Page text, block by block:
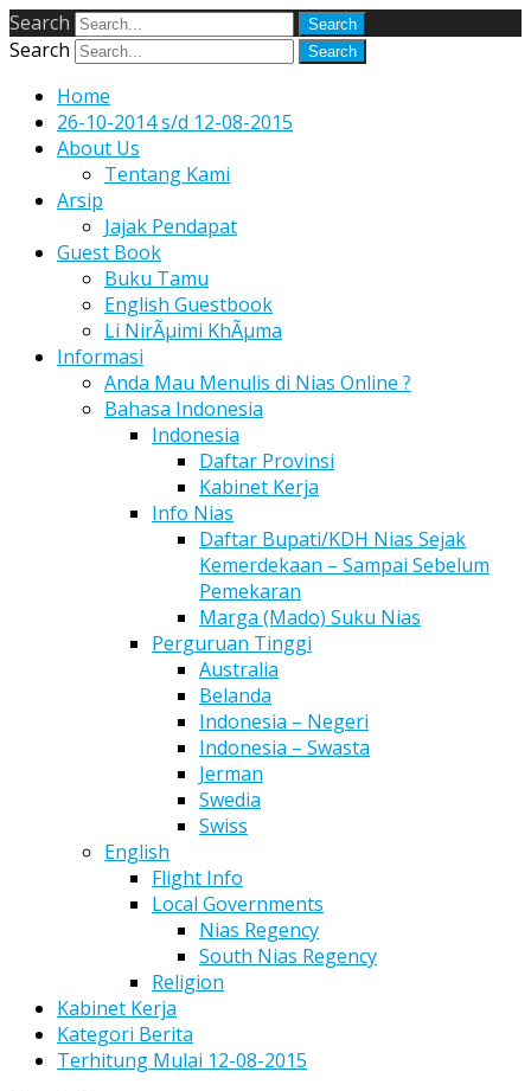
Search
Search
Home
26-10-2014 s/d 12-08-2015
About Us
Tentang Kami
Arsip
Jajak Pendapat
Guest Book
Buku Tamu
English Guestbook
Li NirÃµimi KhÃµma
Informasi
Anda Mau Menulis di Nias Online ?
Bahasa Indonesia
Indonesia
Daftar Provinsi
Kabinet Kerja
Info Nias
Daftar Bupati/KDH Nias Sejak
Kemerdekaan – Sampai Sebelum
Pemekaran
Marga (Mado) Suku Nias
Perguruan Tinggi
Australia
Belanda
Indonesia – Negeri
Indonesia – Swasta
Jerman
Swedia
Swiss
English
Flight Info
Local Governments
Nias Regency
South Nias Regency
Religion
Kabinet Kerja
Kategori Berita
Terhitung Mulai 12-08-2015